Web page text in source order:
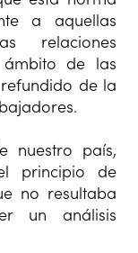
a aquellas
relaciones
de las
de la
nuestro país,
principio de
no resultaba
un análisis